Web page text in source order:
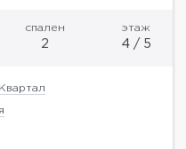
спален
2
этаж
4 / 5